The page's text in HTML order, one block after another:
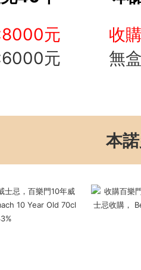
元
元
收
無
本